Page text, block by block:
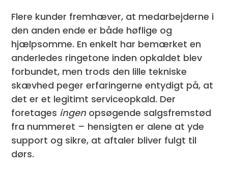
Flere kunder fremhæver, at medarbejderne i
den anden ende er både høflige og
hjælpsomme. En enkelt har bemærket en
anderledes ringetone inden opkaldet blev
forbundet, men trods den lille tekniske
skævhed peger erfaringerne entydigt på, at
det er et legitimt serviceopkald. Der
foretages ingen opsøgende salgsfremstød
fra nummeret – hensigten er alene at yde
support og sikre, at aftaler bliver fulgt til
dørs.